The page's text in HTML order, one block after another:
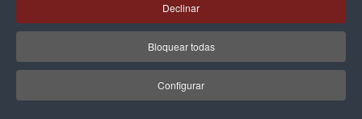
Declinar
Bloquear todas
Configurar